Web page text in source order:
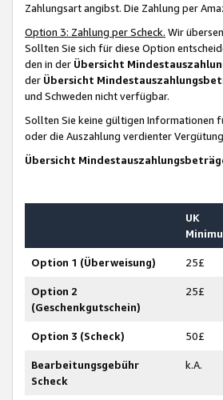
Zahlungsart angibst. Die Zahlung per
Option 3: Zahlung per Scheck. Wir
Sollten Sie sich für diese Option
den in der Übersicht
der Übersicht
und Schweden nicht verfügbar.
Sollten Sie keine gültigen Informationen
oder die Auszahlung verdienter
Übersicht
UK
Option 1 (Überweisung) 25£
Option 2
(Geschenkgutschein)
25£
Option 3 (Scheck) 50£
Bearbeitungsgebühr
Scheck
k.A.